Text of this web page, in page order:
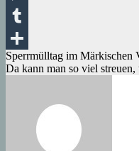
Messenger
Tumblr
Teilen
Sperrmülltag im Märkischen
Da kann man so viel